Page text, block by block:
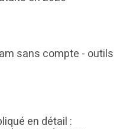
sans compte - outils
en détail :